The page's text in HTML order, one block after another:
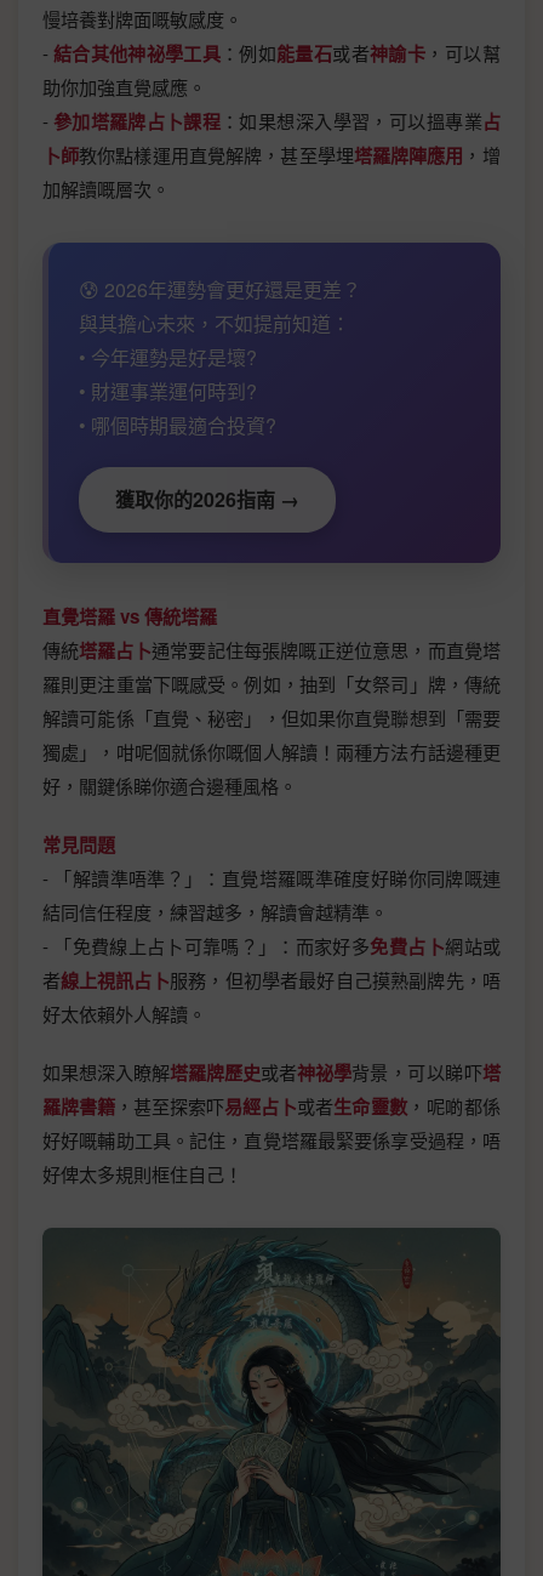
慢培養對牌面嘅敏感度。
- 結合其他神祕學工具 ：例如能量石或者神諭卡 ，可以幫
助你加強直覺感應。
- 參加塔羅牌占卜課程 ：如果想深入學習，可以搵專業占
卜師教你點樣運用直覺解牌，甚至學埋塔羅牌陣應用 ，增
加解讀嘅層次。
😰 2026年運勢會更好還是更差？
與其擔心未來，不如提前知道：
• 今年運勢是好是壞?
• 財運事業運何時到?
• 哪個時期最適合投資?
獲取你的2026指南 →
直覺塔羅 vs 傳統塔羅
傳統塔羅占卜通常要記住每張牌嘅正逆位意思，而直覺塔
羅則更注重當下嘅感受。例如，抽到「女祭司」牌，傳統
解讀可能係「直覺、秘密」，但如果你直覺聯想到「需要
獨處」，咁呢個就係你嘅個人解讀！兩種方法冇話邊種更
好，關鍵係睇你適合邊種風格。
常見問題
- 「解讀準唔準？」：直覺塔羅嘅準確度好睇你同牌嘅連
結同信任程度，練習越多，解讀會越精準。
- 「免費線上占卜可靠嗎？」：而家好多免費占卜網站或
者線上視訊占卜服務，但初學者最好自己摸熟副牌先，唔
好太依賴外人解讀。
如果想深入瞭解塔羅牌歷史或者神祕學背景，可以睇吓塔
羅牌書籍 ，甚至探索吓易經占卜或者生命靈數 ，呢啲都係
好好嘅輔助工具。記住，直覺塔羅最緊要係享受過程，唔
好俾太多規則框住自己！